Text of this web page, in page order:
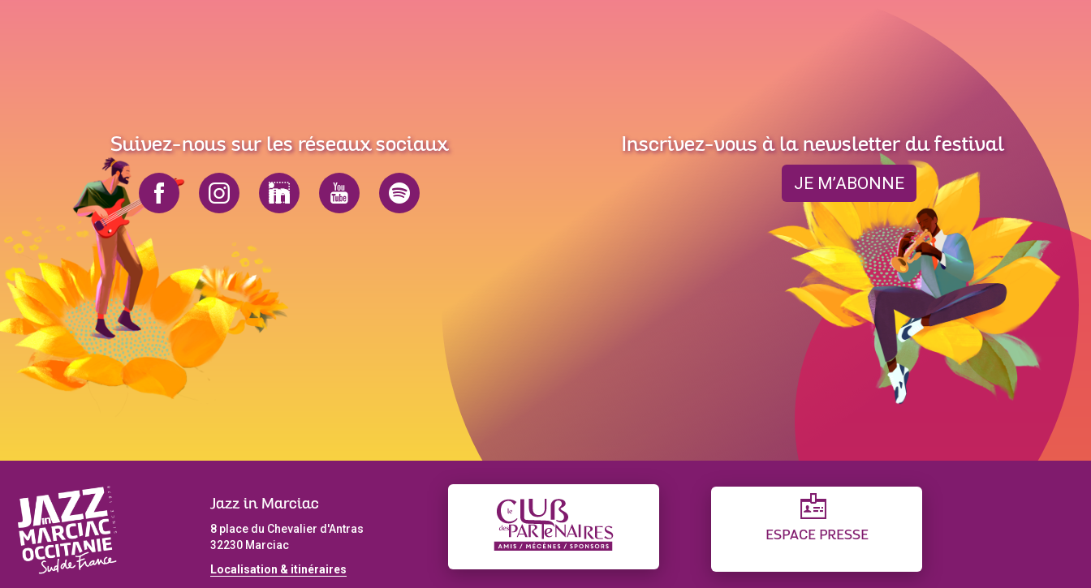
Suivez-nous sur les réseaux sociaux Inscrivez-vous à la newsletter du festival
JE M’ABONNE
Jazz in Marciac
8 place du Chevalier d'Antras
32230 Marciac
Localisation & itinéraires
ESPACE PRESSE